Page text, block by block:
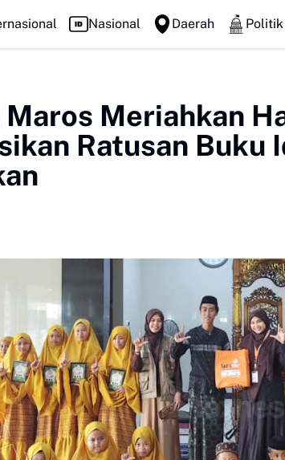
Nasional Daerah Politik
Maros Meriahkan
Ratusan Buku